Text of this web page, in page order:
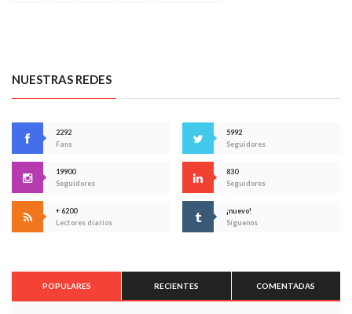
NUESTRAS REDES
2292
Fans
5992
Seguidores
19900
Seguidores
830
Seguidores
+ 6200
Lectores diarios
¡nuevo!
Síguenos
POPULARES RECIENTES COMENTADAS